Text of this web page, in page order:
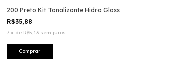
200 Preto Kit Tonalizante Hidra Gloss
R$35,88
7 x de R$5,13 sem juros